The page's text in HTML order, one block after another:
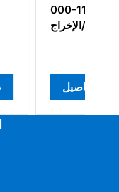
074-422 وحدة
تحكم الرف
عرض التفاصيل